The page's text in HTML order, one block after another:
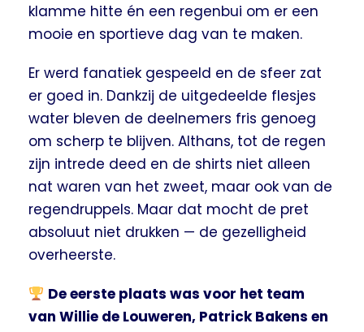
klamme hitte én een regenbui om er een
mooie en sportieve dag van te maken.
Er werd fanatiek gespeeld en de sfeer zat
er goed in. Dankzij de uitgedeelde flesjes
water bleven de deelnemers fris genoeg
om scherp te blijven. Althans, tot de regen
zijn intrede deed en de shirts niet alleen
nat waren van het zweet, maar ook van de
regendruppels. Maar dat mocht de pret
absoluut niet drukken — de gezelligheid
overheerste.
De eerste plaats was voor het team
van Willie de Louweren, Patrick Bakens en